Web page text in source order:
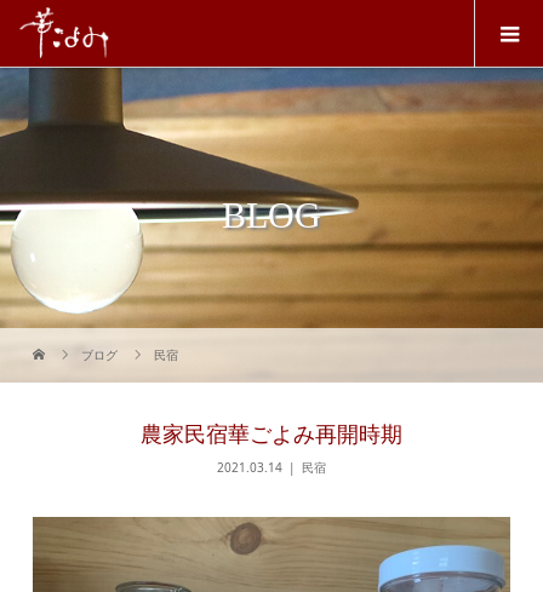
BLOG
ブログ 民宿
農家民宿華ごよみ再開時期
2021.03.14 民宿